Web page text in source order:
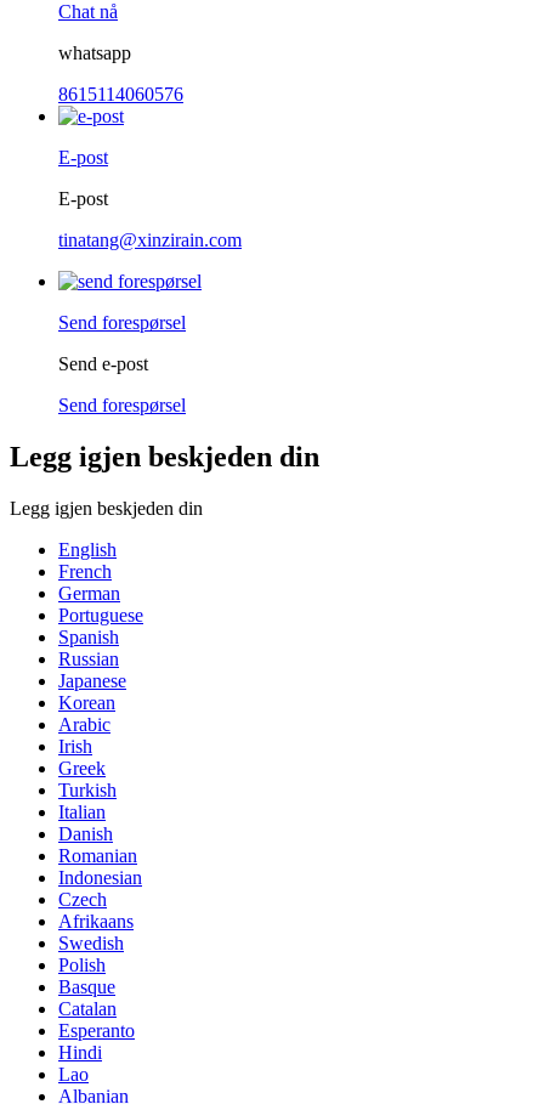
Chat nå
whatsapp
8615114060576
E-post
E-post
tinatang@xinzirain.com
Send forespørsel
Send e-post
Send forespørsel
Legg igjen beskjeden din
Legg igjen beskjeden din
English
French
German
Portuguese
Spanish
Russian
Japanese
Korean
Arabic
Irish
Greek
Turkish
Italian
Danish
Romanian
Indonesian
Czech
Afrikaans
Swedish
Polish
Basque
Catalan
Esperanto
Hindi
Lao
Albanian